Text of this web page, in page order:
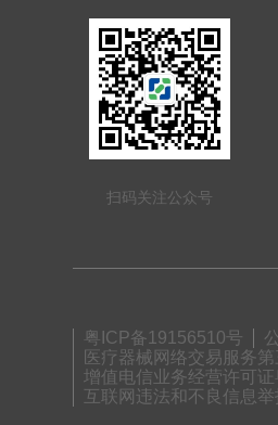
扫码关注公众号
粤ICP备19156510号
医疗器械网络交易服务
增值电信业务经营许可
互联网违法和不良信息